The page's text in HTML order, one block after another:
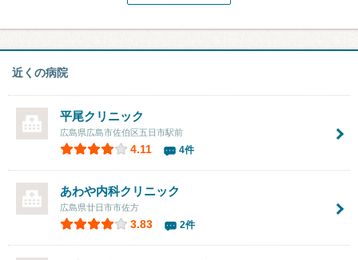
近くの病院
平尾クリニック
広島県広島市佐伯区五日市駅前
4.11 4件
あわや内科クリニック
広島県廿日市市佐方
3.83 2件